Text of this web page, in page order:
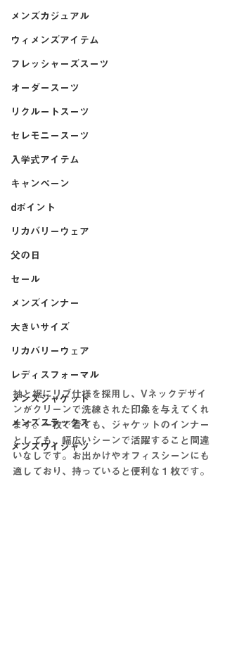
メンズカジュアル
ウィメンズアイテム
フレッシャーズスーツ
オーダースーツ
リクルートスーツ
セレモニースーツ
入学式アイテム
キャンペーン
dポイント
リカバリーウェア
父の日
セール
メンズインナー
大きいサイズ
リカバリーウェア
レディスフォーマル
メンズジャケット
メンズスラックス
メンズワイシャツ
袖と裾にリブ仕様を採用し、Vネックデザイ
ンがクリーンで洗練された印象を与えてくれ
ます。一枚で着ても、ジャケットのインナー
としても、幅広いシーンで活躍すること間違
いなしです。お出かけやオフィスシーンにも
適しており、持っていると便利な１枚です。